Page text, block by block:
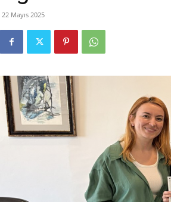
22 Mayıs 2025